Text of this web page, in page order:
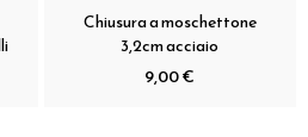
Chiusura a moschettone
3,2cm acciaio
9,00 €